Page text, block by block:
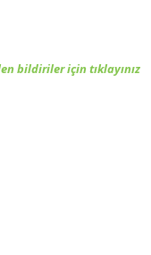
bildiriler için tıklayınız